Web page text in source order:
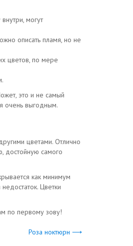
могут
описать пламя, но не
цветов, по мере
это и не самый
очень выгодным.
цветами. Отлично
достойную самого
как минимум
Цветки
по первому зову!
Роза ноктюрн ⟶